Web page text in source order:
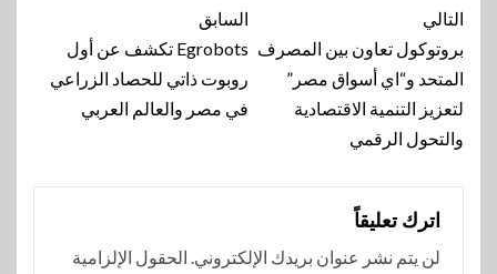
تنقل
المقالة
السابق
Egrobots تكشف عن أول
روبوت ذاتي للحصاد الزراعي
في مصر والعالم العربي
التالي
بروتوكول تعاون بين المصرف
المتحد و“اي أسواق مصر”
لتعزيز التنمية الاقتصادية
والتحول الرقمي
اترك تعليقاً
لن يتم نشر عنوان بريدك الإلكتروني. الحقول الإلزامية